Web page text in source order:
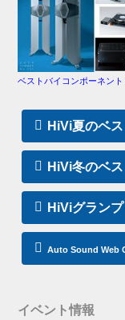
ベストバイコンポーネン
HiVi夏のベ
HiVi冬のベ
HiViグラン
Auto Sound Web
イベント情報